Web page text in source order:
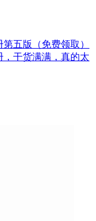
五版（免费领取）
，干货满满，真的太